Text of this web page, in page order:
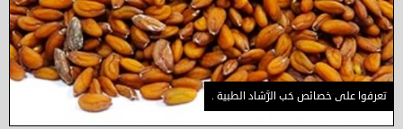
تعرفوا على خصائص حَب الرَّشاد الطبية .